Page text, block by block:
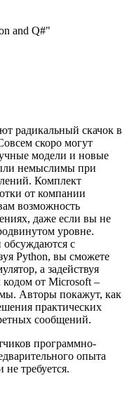
and Q#"
радикальный скачок в
скоро могут
модели и новые
немыслимы при
Комплект
от компании
возможность
даже если вы не
уровне.
обсуждаются с
Python, вы сможете
а задействуя
от Microsoft –
Авторы покажут, как
практических
сообщений.
программно-
опыта
требуется.